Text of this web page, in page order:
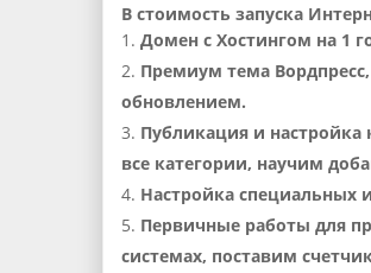
В стоимость запуска
Домен с Хостингом на 1
Премиум тема
обновлением.
Публикация и настройка
все категории, научим
Настройка специальных
Первичные работы для
системах, поставим